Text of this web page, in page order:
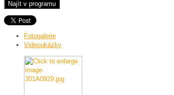
Fotogalerie
Videoukázky